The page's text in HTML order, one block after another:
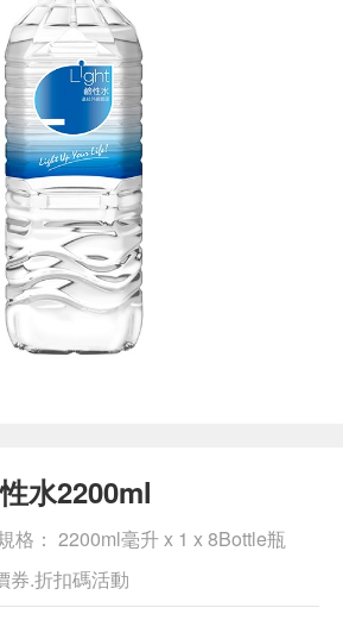
水2200ml
格： 2200ml毫升 x 1 x 8Bottle瓶
券.折扣碼活動